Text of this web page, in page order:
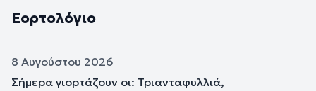
Εορτολόγιο
8 Αυγούστου 2026
Σήμερα γιορτάζουν οι: Τριανταφυλλιά,